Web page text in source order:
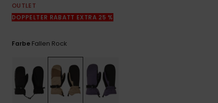
ansehen
OUTLET
DOPPELTER RABATT EXTRA 25 %
Farbe Fallen Rock